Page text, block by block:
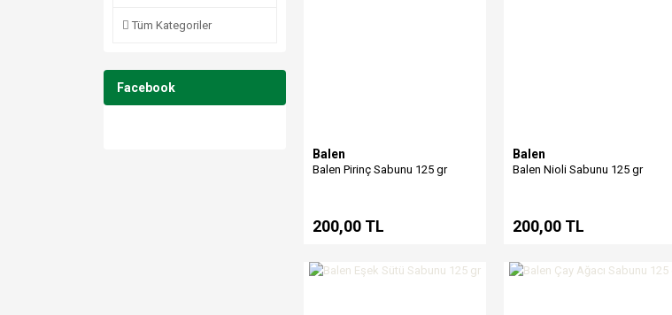
Tüm Kategoriler
Facebook
Balen
Balen Pirinç Sabunu 125 gr
200,00 TL
Balen
Balen Nioli Sabunu 125 gr
200,00 TL